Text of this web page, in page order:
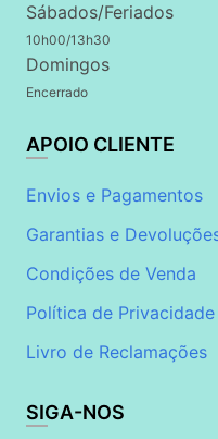
Sábados/Feriados
10h00/13h30
Domingos
Encerrado
APOIO CLIENTE
Envios e Pagamentos
Garantias e
Condições de Venda
Política de Privacidade
Livro de Reclamações
SIGA-NOS